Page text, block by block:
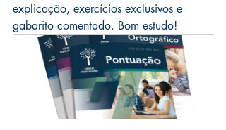
explicação, exercícios exclusivos e
gabarito comentado. Bom estudo!